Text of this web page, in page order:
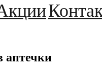
аптечки